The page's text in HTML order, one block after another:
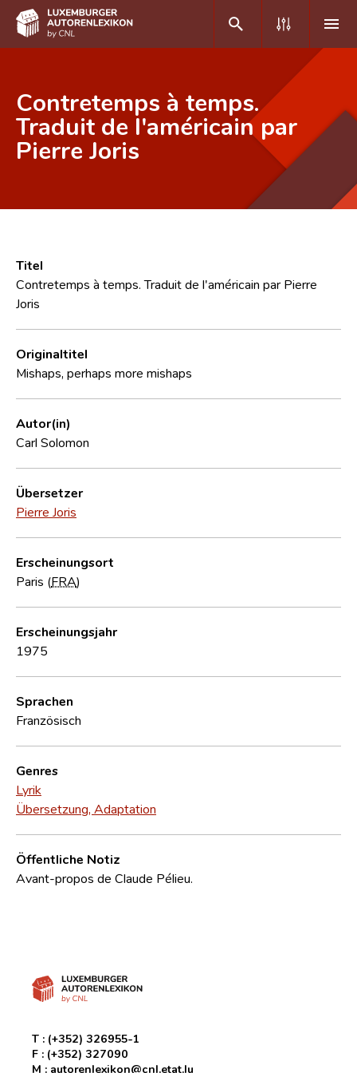
DE FR
Home
Erweiterte Suche
CNL
Forschungsgruppe
Contretemps à temps.
Traduit de l'américain par
Pierre Joris
Titel
Contretemps à temps. Traduit de l'américain par Pierre
Joris
Originaltitel
Mishaps, perhaps more mishaps
Autor(in)
Carl Solomon
Übersetzer
Pierre Joris
Erscheinungsort
Paris (FRA)
Erscheinungsjahr
1975
Sprachen
Französisch
Genres
Lyrik
Übersetzung, Adaptation
Öffentliche Notiz
Avant-propos de Claude Pélieu.
T : (+352) 326955-1
F : (+352) 327090
M : autorenlexikon@cnl.etat.lu